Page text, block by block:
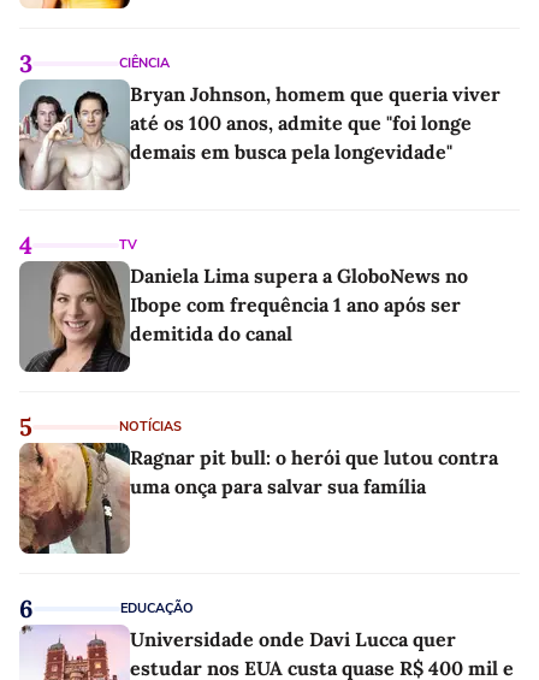
3 CIÊNCIA
Bryan Johnson, homem que queria viver
até os 100 anos, admite que "foi longe
demais em busca pela longevidade"
4 TV
Daniela Lima supera a GloboNews no
Ibope com frequência 1 ano após ser
demitida do canal
5 NOTÍCIAS
Ragnar pit bull: o herói que lutou contra
uma onça para salvar sua família
6 EDUCAÇÃO
Universidade onde Davi Lucca quer
estudar nos EUA custa quase R$ 400 mil e